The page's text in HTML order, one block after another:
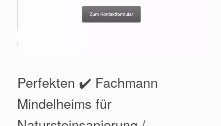
Perfekten ✔️ Fachmann
Mindelheims für